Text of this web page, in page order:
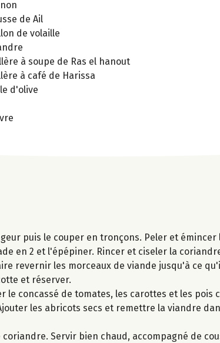
de Ail
de volaille
à soupe de Ras el hanout
à café de Harissa
d'olive
puis le couper en tronçons. Peler et
en 2 et l'épépiner. Rincer et ciseler la
revernir les morceaux de viande jusqu'à ce
et réserver.
concassé de tomates, les carottes et les pois
les abricots secs et remettre la viandre
Servir bien chaud, accompagné de